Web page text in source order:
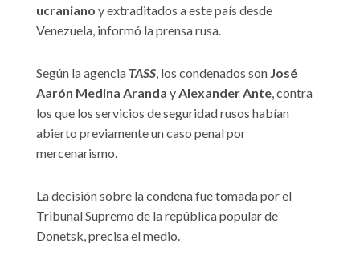
ucraniano y extraditados a este país desde
Venezuela, informó la prensa rusa.
Según la agencia TASS, los condenados son José
Aarón Medina Aranda yAlexander Ante, contra
los que los servicios de seguridad rusos habían
abierto previamente un caso penal por
mercenarismo.
La decisión sobre la condena fue tomada por el
Tribunal Supremo de la república popular de
Donetsk, precisa el medio.